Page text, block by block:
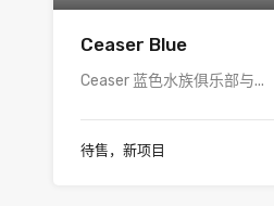
Ceaser Blue
Ceaser 蓝色水族俱乐部与...
待售，新项目